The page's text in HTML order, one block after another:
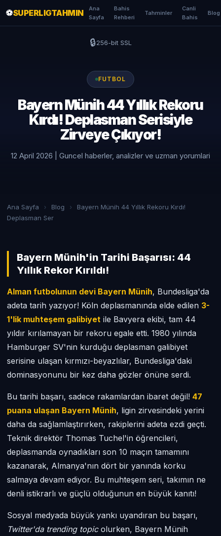
⚽SUPERLIGTAHMIN
Ana
Sayfa
Bahis
Rehberi
Tahminler
Canli
Bahis
Blog
🔒256-bit SSL
FUTBOL
Bayern Münih 44 Yıllık Rekoru
Kırdı! Deplasman Serisiyle
Zirveye Çıkıyor!
12 April 2026 | Guncel haberler, analizler ve uzman yorumlari
Ana Sayfa › Blog ›
Bayern Münih 44 Yıllık Rekoru Kırdı!
Deplasman Ser
Bayern Münih'in Tarihi Başarısı: 44
Yıllık Rekor Kırıldı!
Alman futbolunun devi Bayern Münih, Bundesliga'da
adeta tarih yazıyor! Köln deplasmanında elde edilen 3-
1'lik muhteşem galibiyet ile Bavyera ekibi, tam 44
yıldır kırılamayan bir rekoru egale etti. 1980 yılında
Hamburger SV'nin kurduğu deplasman galibiyet
serisine ulaşan kırmızı-beyazlılar, Bundesliga'daki
dominasyonunu bir kez daha gözler önüne serdi.
Bu tarihi başarı, sadece rakamlardan ibaret değil! 47
puana ulaşan Bayern Münih, ligin zirvesindeki yerini
daha da sağlamlaştırırken, rakiplerini adeta ezdi geçti.
Teknik direktör Thomas Tuchel'in öğrencileri,
deplasmanda oynadıkları son 10 maçın tamamını
kazanarak, Almanya'nın dört bir yanında korku
salmaya devam ediyor. Bu muhteşem seri, takımın ne
denli istikrarlı ve güçlü olduğunun en büyük kanıtı!
Sosyal medyada büyük yankı uyandıran bu başarı,
Twitter'da trending topicolurken, Bayern Münih